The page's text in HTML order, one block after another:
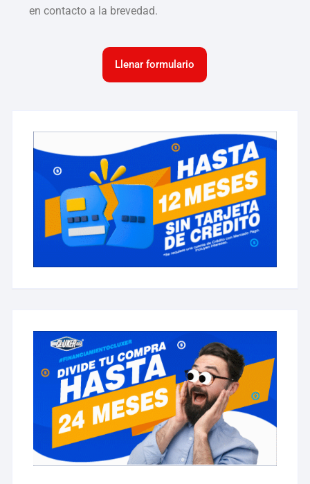
en contacto a la brevedad.
Llenar formulario